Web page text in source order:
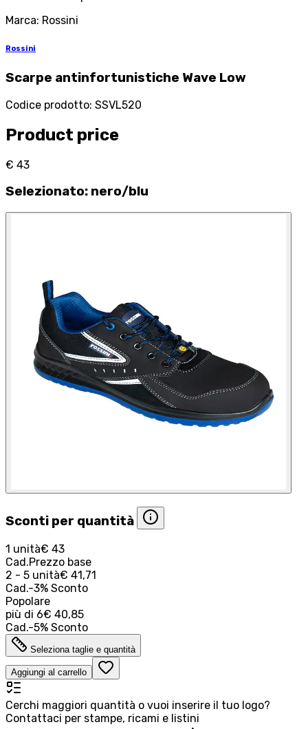
Marca: Rossini
Rossini
Scarpe antinfortunistiche Wave Low
Codice prodotto: SSVL520
Product price
€ 43
Selezionato: nero/blu
Sconti per quantità
1 unità€ 43
Cad.Prezzo base
2 - 5 unità€ 41,71
Cad.-3% Sconto
Popolare
più di 6€ 40,85
Cad.-5% Sconto
Seleziona taglie e quantità
Aggiungi al carrello
Cerchi maggiori quantità o vuoi inserire il tuo logo?
Contattaci per stampe, ricami e listini